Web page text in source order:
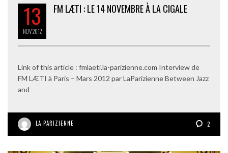
13
NOV2012
FM LÆTI : LE 14 NOVEMBRE À LA CIGALE
Link of this article : fmlaeti.la-parizienne.com Interview de
FM LÆTI à Paris – Mars 2012 par LaParizienne Between Jazz
and
LA PARIZIENNE 2